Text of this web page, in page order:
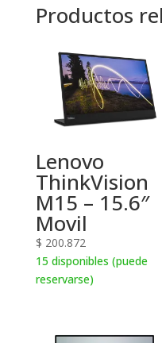
Productos
Lenovo
ThinkVision
M15 – 15.6″
Movil
$ 200.872
15 disponibles (puede
reservarse)